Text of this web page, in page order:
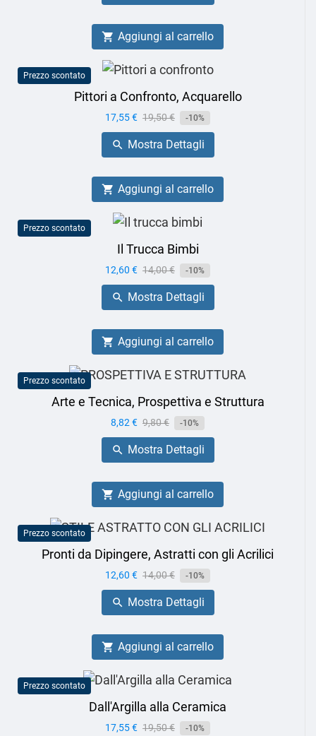
 Aggiungi al carrello
Prezzo scontato
Pittori a Confronto, Acquarello
Prezzo
17,55 € Prezzo
base
19,50 € -10%
 Mostra Dettagli
 Aggiungi al carrello
Prezzo scontato
Il Trucca Bimbi
Prezzo
12,60 € Prezzo
base
14,00 € -10%
 Mostra Dettagli
 Aggiungi al carrello
Prezzo scontato
Arte e Tecnica, Prospettiva e Struttura
Prezzo
8,82 € Prezzo
base
9,80 € -10%
 Mostra Dettagli
 Aggiungi al carrello
Prezzo scontato
Pronti da Dipingere, Astratti con gli Acrilici
Prezzo
12,60 € Prezzo
base
14,00 € -10%
 Mostra Dettagli
 Aggiungi al carrello
Prezzo scontato
Dall'Argilla alla Ceramica
Prezzo
17,55 € Prezzo
19,50 € -10%